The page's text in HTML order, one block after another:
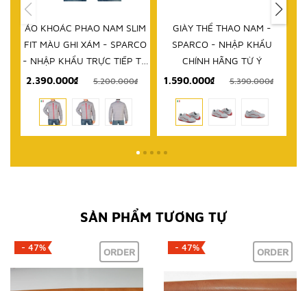
GIÀY THỂ THAO NAM -
SPARCO - NHẬP KHẨU
CHÍNH HÃNG TỪ Ý
1.590.000₫
5.390.000₫
DÉP NAM - SPARCO - NHẬP
KHẨU CHÍNH HÃNG TỪ Ý
999.000₫ 2.580.000₫
SẢN PHẨM TƯƠNG TỰ
- 47% ORDER - 47% ORDER